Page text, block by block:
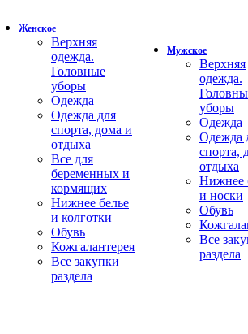
Женское
Верхняя
одежда.
Головные
уборы
Одежда
Одежда для
спорта, дома и
отдыха
Все для
беременных и
кормящих
Нижнее белье
и колготки
Обувь
Кожгалантерея
Все закупки
раздела
Мужское
Верхняя
одежда.
уборы
Одежда
Одежда
спорта,
отдыха
Нижнее
и носки
Обувь
Все
раздела